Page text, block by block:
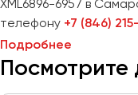
XML6896-6957 в
телефону +7 (846)
Подробнее
Посмотрите
Тверь
Тольятти